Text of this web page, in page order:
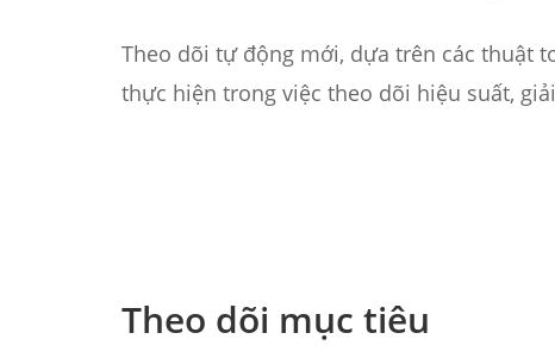
Theo dõi tự động mới, dựa trên các thuật
thực hiện trong việc theo dõi hiệu suất,
Theo dõi mục tiêu